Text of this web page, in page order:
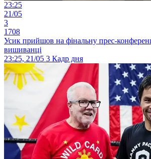
23:25
21/05
3
1708
Усик прийшов на фінальну прес-
вишиванці
23:25, 21/05 3 Кадр дня